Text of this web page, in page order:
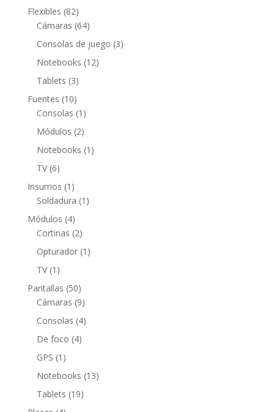
producto
Flexibles 8282
productos
Cámaras 6464
productos
Consolas de juego 33
Notebooks 1212
Tablets 33
productos
Fuentes 1010
productos
Consolas 1 1
producto
Módulos 22
productos
Notebooks 1 1
TV 66
productos
Insumos 1 1
producto
Soldadura 1 1
Módulos 44
productos
Cortinas 22
productos
Opturador 1 1
TV 1 1
producto
Pantallas 5050
productos
Cámaras 99
productos
Consolas 44
De foco 44
GPS 1 1
producto
Notebooks 1313
Tablets 1919